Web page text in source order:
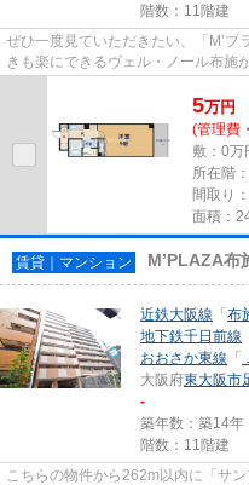
階数：11階建
ぜひ一度見ていただきたい、「M’
きも楽にできるヴェル・ノール布施
場・エレベータなどが揃って...
5万円
(管理費
敷：0万
所在階
間取り
面積：
賃貸｜マンション M’PLAZA布
近鉄大阪線 「布
地下鉄千日前線
おおさか東線 「
大阪府東大阪市
-
築年数：築14年
階数：11階建
こちらの物件から262m以内に「サ